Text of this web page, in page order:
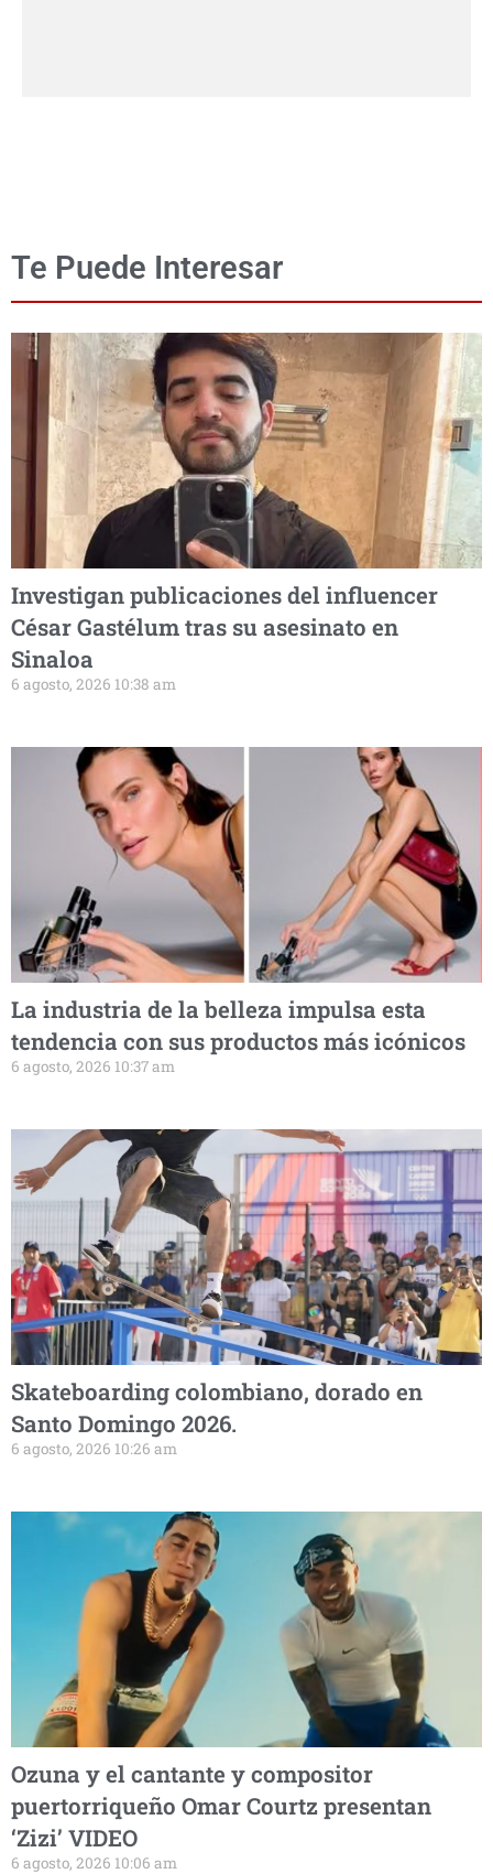
Te Puede Interesar
Investigan publicaciones del influencer
César Gastélum tras su asesinato en
Sinaloa
6 agosto, 2026 10:38 am
La industria de la belleza impulsa esta
tendencia con sus productos más icónicos
6 agosto, 2026 10:37 am
Skateboarding colombiano, dorado en
Santo Domingo 2026.
6 agosto, 2026 10:26 am
Ozuna y el cantante y compositor
puertorriqueño Omar Courtz presentan
‘Zizi’ VIDEO
6 agosto, 2026 10:06 am